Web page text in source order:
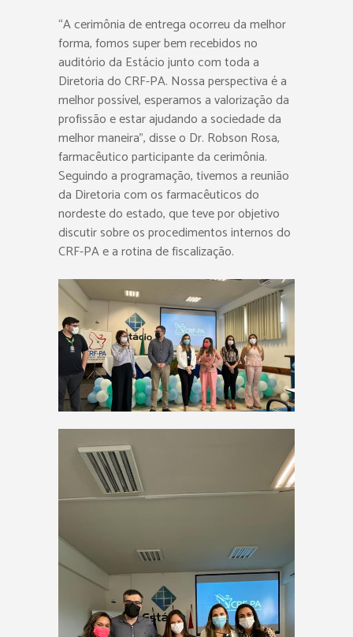
“A cerimônia de entrega ocorreu da melhor
forma, fomos super bem recebidos no
auditório da Estácio junto com toda a
Diretoria do CRF-PA. Nossa perspectiva é a
melhor possível, esperamos a valorização da
profissão e estar ajudando a sociedade da
melhor maneira”, disse o Dr. Robson Rosa,
farmacêutico participante da cerimônia.
Seguindo a programação, tivemos a reunião
da Diretoria com os farmacêuticos do
nordeste do estado, que teve por objetivo
discutir sobre os procedimentos internos do
CRF-PA e a rotina de fiscalização.